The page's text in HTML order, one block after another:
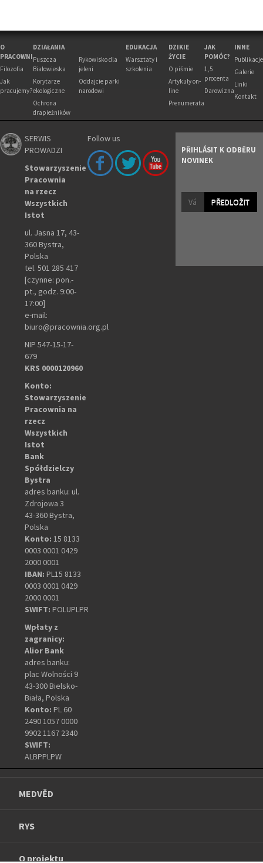
O
PRACOWNI
Filozofia
Jak
pracujemy?
DZIAŁANIA
Puszcza
Białowieska
Korytarze
ekologiczne
Ochrona
drapieżników
Rykowisko dla
jeleni
Oddajcie parki
narodowi
EDUKACJA
Warsztaty i
szkolenia
DZIKIE
ŻYCIE
O piśmie
Artykuły on-
line
Prenumerata
JAK
POMÓC?
1,5
procenta
Darowizna
INNE
Publikacje
Galerie
Linki
Kontakt
SERWIS
PROWADZI
Stowarzyszenie
Pracownia
na rzecz
Wszystkich
Istot
ul. Jasna 17, 43-
360 Bystra,
Polska
tel. 501 285 417
[czynne: pon.-
pt., godz. 9:00-
17:00]
e-mail:
biuro@pracownia.org.pl
NIP 547-15-17-
679
KRS 0000120960
Konto:
Stowarzyszenie
Pracownia na
rzecz
Wszystkich
Istot
Bank
Spółdzielczy
Bystra
adres banku: ul.
Zdrojowa 3
43-360 Bystra,
Polska
Konto: 15 8133
0003 0001 0429
2000 0001
IBAN: PL15 8133
0003 0001 0429
2000 0001
SWIFT: POLUPLPR
Wpłaty z
zagranicy:
Alior Bank
adres banku:
plac Wolności 9
43-300 Bielsko-
Biała, Polska
Konto: PL 60
2490 1057 0000
9902 1167 2340
SWIFT:
ALBPPLPW
Follow us
PŘIHLÁSIT K ODBĚRU
NOVINEK
PŘEDLOŽIT
MEDVĚD
RYS
O projektu